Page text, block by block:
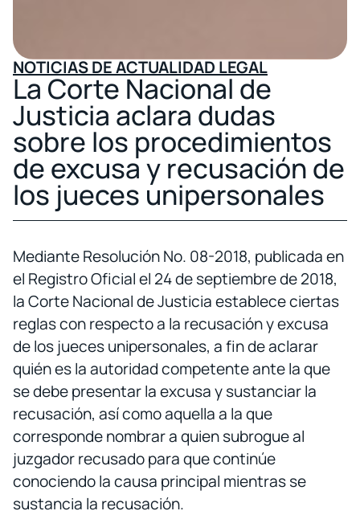
NOTICIAS DE ACTUALIDAD LEGAL
La Corte Nacional de
Justicia aclara dudas
sobre los procedimientos
de excusa y recusación de
los jueces unipersonales
Mediante Resolución No. 08-2018, publicada en
el Registro Oficial el 24 de septiembre de 2018,
la Corte Nacional de Justicia establece ciertas
reglas con respecto a la recusación y excusa
de los jueces unipersonales, a fin de aclarar
quién es la autoridad competente ante la que
se debe presentar la excusa y sustanciar la
recusación, así como aquella a la que
corresponde nombrar a quien subrogue al
juzgador recusado para que continúe
conociendo la causa principal mientras se
sustancia la recusación.